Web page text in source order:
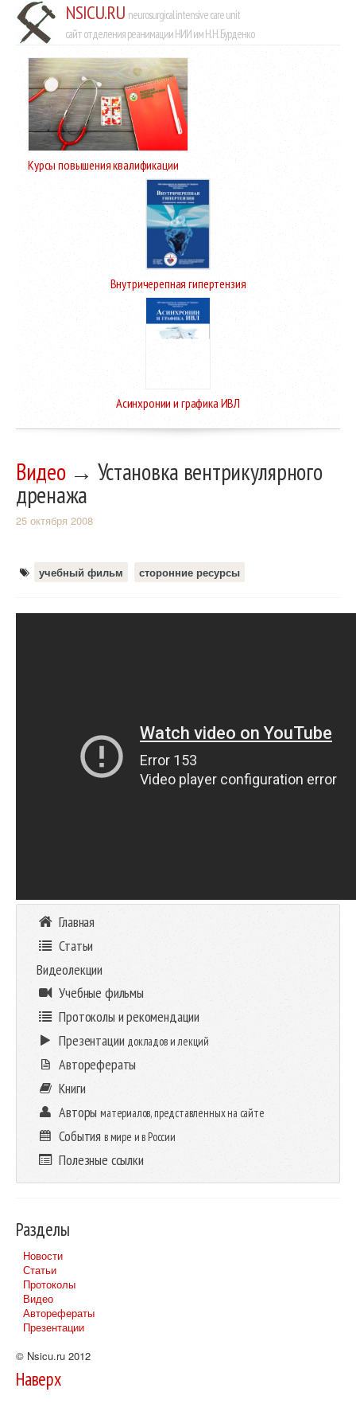
NSICU.RU neurosurgical intensive care unit
сайт отделения реанимации НИИ им Н.Н. Бурденко
Курсы повышения квалификации
Внутричерепная гипертензия
Асинхронии и графика ИВЛ
Видео→ Установка вентрикулярного
дренажа
25 октября 2008
учебный фильм сторонние ресурсы
Главная
Статьи
Видеолекции
Учебные фильмы
Протоколы и рекомендации
Презентации докладов и лекций
Авторефераты
Книги
Авторыматериалов, представленных на сайте
События в мире и в России
Полезные ссылки
Разделы
Новости
Статьи
Протоколы
Видео
Авторефераты
Презентации
© Nsicu.ru 2012
Наверх